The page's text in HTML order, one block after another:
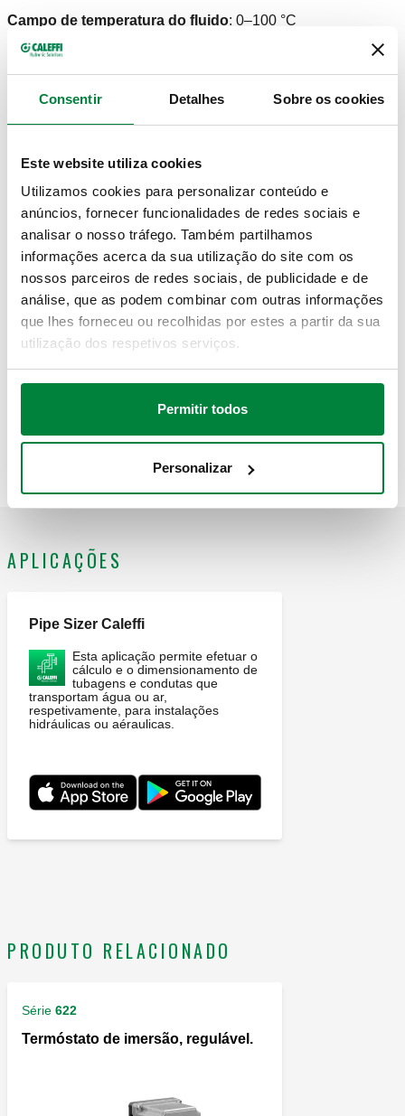
Consentir Detalhes Sobre os cookies
Este website utiliza cookies
Utilizamos cookies para personalizar conteúdo e
anúncios, fornecer funcionalidades de redes sociais e
analisar o nosso tráfego. Também partilhamos
informações acerca da sua utilização do site com os
nossos parceiros de redes sociais, de publicidade e de
análise, que as podem combinar com outras informações
que lhes forneceu ou recolhidas por estes a partir da sua
utilização dos respetivos serviços.
Permitir todos
Personalizar
Campo de temperatura do fluido: 0–100 °C
Pressão máxima de funcionamento
DESENHOS E ESPECIFICAÇÕES
Código artigo Ligação
622010 G 1/2" A (ISO 228-1) M
Modelos 3D
Texto de proposta
CALEFFI, 622010. Bainha em aço inoxidável para aplicação
(ISO 228-1) M. Pressão máxima de funcionamento: 10 bar.
Campo de temperatura do fluido: 0–100 °C.
CÓDIGO EM FASE DE ANÁLISE
APLICAÇÕES
Pipe Sizer Caleffi
Esta aplicação permite efetuar o
cálculo e o dimensionamento de
tubagens e condutas que
transportam água ou ar,
respetivamente, para instalações
hidráulicas ou aéraulicas.
PRODUTO RELACIONADO
Série 622
Termóstato de imersão, regulável.